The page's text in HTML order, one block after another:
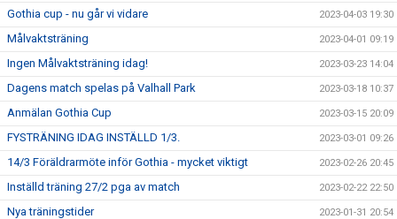
Gothia cup - nu går vi vidare 2023-04-03 19:30
Målvaktsträning 2023-04-01 09:19
Ingen Målvaktsträning idag! 2023-03-23 14:04
Dagens match spelas på Valhall Park 2023-03-18 10:37
Anmälan Gothia Cup 2023-03-15 20:09
FYSTRÄNING IDAG INSTÄLLD 1/3. 2023-03-01 09:26
14/3 Föräldrarmöte inför Gothia - mycket viktigt 2023-02-26 20:45
Inställd träning 27/2 pga av match 2023-02-22 22:50
Nya träningstider 2023-01-31 20:54